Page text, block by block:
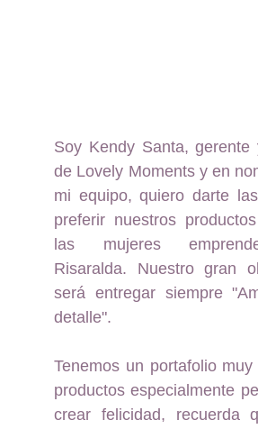
Soy Kendy Santa, gerente
de Lovely Moments y en
mi equipo, quiero darte
preferir nuestros
las mujeres
Risaralda. Nuestro gran
será entregar siempre
detalle".
Tenemos un portafolio
productos especialmente
crear felicidad, recuerda